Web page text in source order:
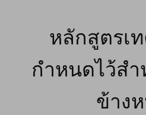
หลักสูตรเ
กำหนดไว้สำ
ข้าง